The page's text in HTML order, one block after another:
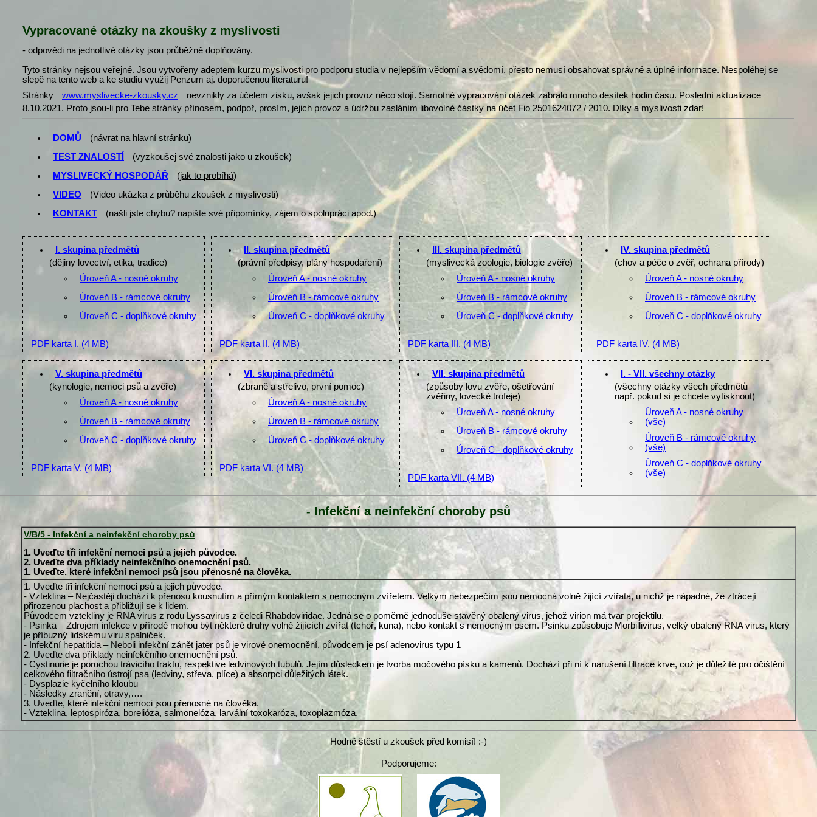
Vypracované otázky na zkoušky z myslivosti
- odpovědi na jednotlivé otázky jsou průběžně doplňovány.
Tyto stránky nejsou veřejné. Jsou vytvořeny adeptem kurzu myslivosti pro podporu studia v nejlepším vědomí a svědomí, přesto nemusí obsahovat správné a úplné informace. Nespoléhej se
slepě na tento web a ke studiu využij Penzum aj. doporučenou literaturu!
Stránky
www.myslivecke-zkousky.cz
nevznikly za účelem zisku, avšak jejich provoz něco stojí. Samotné vypracování otázek zabralo mnoho desítek hodin času. Poslední aktualizace
8.10.2021. Proto jsou-li pro Tebe stránky přínosem, podpoř, prosím, jejich provoz a údržbu zasláním libovolné částky na účet Fio 2501624072 / 2010. Díky a myslivosti zdar!
DOMŮ
(návrat na hlavní stránku)
TEST ZNALOSTÍ
(vyzkoušej své znalosti jako u zkoušek)
MYSLIVECKÝ HOSPODÁŘ
(jak to probíhá)
VIDEO
(Video ukázka z průběhu zkoušek z myslivosti)
KONTAKT
(našli jste chybu? napište své připomínky, zájem o spolupráci apod.)
I. skupina předmětů
(dějiny lovectví, etika, tradice)
Úroveň A - nosné okruhy
Úroveň B - rámcové okruhy
Úroveň C - doplňkové okruhy
PDF karta I. (4 MB)
II. skupina předmětů
(právní předpisy, plány hospodaření)
Úroveň A - nosné okruhy
Úroveň B - rámcové okruhy
Úroveň C - doplňkové okruhy
PDF karta II. (4 MB)
III. skupina předmětů
(myslivecká zoologie, biologie zvěře)
Úroveň A - nosné okruhy
Úroveň B - rámcové okruhy
Úroveň C - doplňkové okruhy
PDF karta III. (4 MB)
IV. skupina předmětů
(chov a péče o zvěř, ochrana přírody)
Úroveň A - nosné okruhy
Úroveň B - rámcové okruhy
Úroveň C - doplňkové okruhy
PDF karta IV. (4 MB)
V. skupina předmětů
(kynologie, nemoci psů a zvěře)
Úroveň A - nosné okruhy
Úroveň B - rámcové okruhy
Úroveň C - doplňkové okruhy
PDF karta V. (4 MB)
VI. skupina předmětů
(zbraně a střelivo, první pomoc)
Úroveň A - nosné okruhy
Úroveň B - rámcové okruhy
Úroveň C - doplňkové okruhy
PDF karta VI. (4 MB)
VII. skupina předmětů
(způsoby lovu zvěře, ošetřování
zvěřiny, lovecké trofeje)
Úroveň A - nosné okruhy
Úroveň B - rámcové okruhy
Úroveň C - doplňkové okruhy
PDF karta VII. (4 MB)
I. - VII. všechny otázky
(všechny otázky všech předmětů
např. pokud si je chcete vytisknout)
Úroveň A - nosné okruhy
(vše)
Úroveň B - rámcové okruhy
(vše)
Úroveň C - doplňkové okruhy
(vše)
- Infekční a neinfekční choroby psů
V/B/5 - Infekční a neinfekční choroby psů
1. Uveďte tři infekční nemoci psů a jejich původce.
2. Uveďte dva příklady neinfekčního onemocnění psů.
1. Uveďte, které infekční nemoci psů jsou přenosné na člověka.
1. Uveďte tři infekční nemoci psů a jejich původce.
- Vzteklina – Nejčastěji dochází k přenosu kousnutím a přímým kontaktem s nemocným zvířetem. Velkým nebezpečím jsou nemocná volně žijící zvířata, u nichž je nápadné, že ztrácejí
přirozenou plachost a přibližují se k lidem.
Původcem vztekliny je RNA virus z rodu Lyssavirus z čeledi Rhabdoviridae. Jedná se o poměrně jednoduše stavěný obalený virus, jehož virion má tvar projektilu.
- Psinka – Zdrojem infekce v přírodě mohou být některé druhy volně žijících zvířat (tchoř, kuna), nebo kontakt s nemocným psem. Psinku způsobuje Morbillivirus, velký obalený RNA virus, který
je příbuzný lidskému viru spalniček.
- Infekční hepatitida – Neboli infekční zánět jater psů je virové onemocnění, původcem je psí adenovirus typu 1
2. Uveďte dva příklady neinfekčního onemocnění psů.
- Cystinurie je poruchou trávicího traktu, respektive ledvinových tubulů. Jejím důsledkem je tvorba močového písku a kamenů. Dochází při ní k narušení filtrace krve, což je důležité pro očištění
celkového filtračního ústrojí psa (ledviny, střeva, plíce) a absorpci důležitých látek.
- Dysplazie kyčelního kloubu
- Následky zranění, otravy,….
3. Uveďte, které infekční nemoci jsou přenosné na člověka.
- Vzteklina, leptospiróza, borelióza, salmonelóza, larvální toxokaróza, toxoplazmóza.
Hodně štěstí u zkoušek před komisí! :-)
Podporujeme: